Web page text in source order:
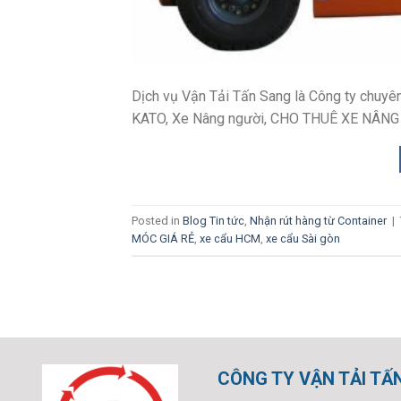
Dịch vụ Vận Tải Tấn Sang là Công ty
KATO, Xe Nâng người, CHO THUÊ XE
Posted in Blog Tin tức Nhận rút hàng từ Container |
MÓC GIÁ RẺ xe cẩu HCM xe cẩu Sài gòn
CÔNG TY VẬN TẢI